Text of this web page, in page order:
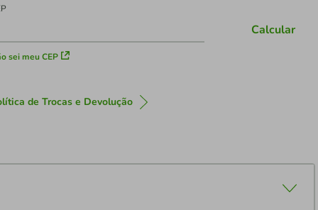
sei meu CEP
Calcular
de Trocas e Devolução